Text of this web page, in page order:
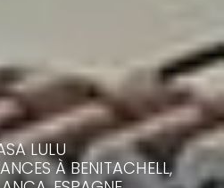
LULU
À BENITACHELL,